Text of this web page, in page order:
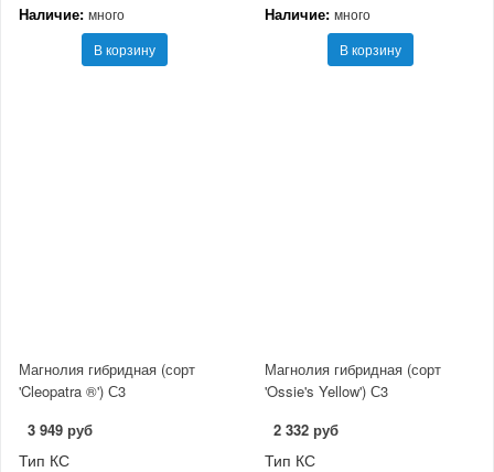
Наличие: много
В корзину
Наличие: много
В корзину
Магнолия гибридная (сорт
'Cleopatra ®') С3
3 949 руб
Тип КС
Магнолия гибридная (сорт
'Ossie's Yellow') С3
2 332 руб
Тип КС